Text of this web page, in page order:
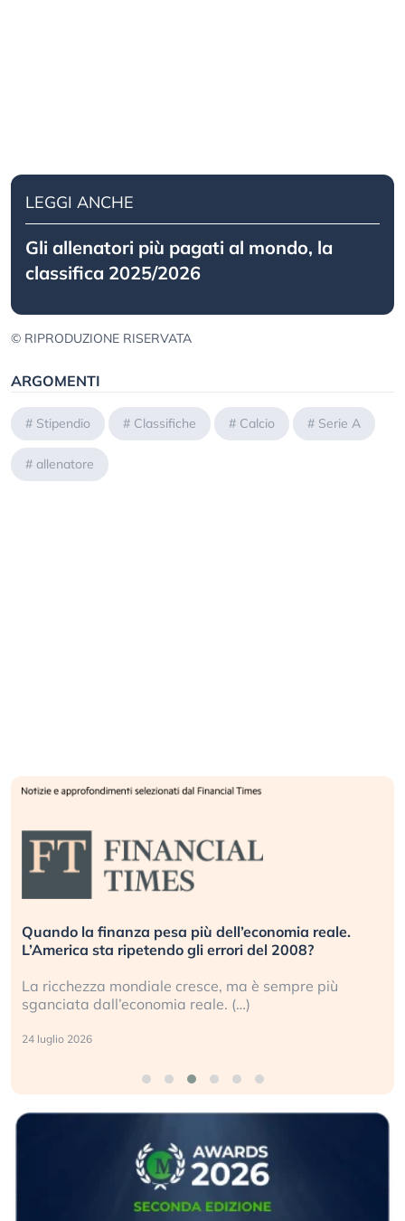
LEGGI ANCHE
Gli allenatori più pagati al mondo, la
classifica 2025/2026
© RIPRODUZIONE RISERVATA
ARGOMENTI
# Stipendio # Classifiche # Calcio # Serie A
# allenatore
Quando la finanza pesa più dell’economia reale.
L’America sta ripetendo gli errori del 2008?
La ricchezza mondiale cresce, ma è sempre più
sganciata dall’economia reale. (…)
24 luglio 2026